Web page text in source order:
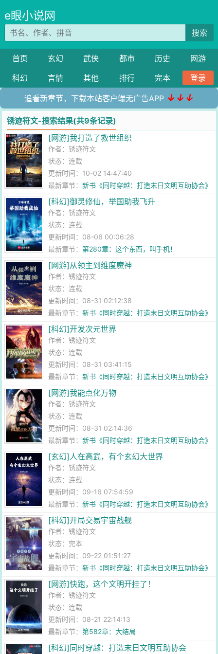
e眼小说网
搜索
首页 玄幻 武侠 都市 历史
网游
科幻
言情 其他 排行 完本 登录
追看新章节，下载本站客户端无广告APP ↓↓↓
锈迹符文-搜索结果(共9条记录)
[网游]我打造了救世组织
作者：锈迹符文
状态：连载
更新时间：10-02 14:47:40
最新章节：新书《同时穿越：打造末日文明互助协会》
[科幻]御灵修仙，举国助我飞升
作者：锈迹符文
状态：连载
更新时间：08-06 00:06:28
最新章节：第280章：这个东西，叫手机！
[网游]从领主到维度魔神
作者：锈迹符文
状态：连载
更新时间：08-31 02:12:38
最新章节：新书《同时穿越：打造末日文明互助协会》
[科幻]开发次元世界
作者：锈迹符文
状态：连载
更新时间：08-31 03:41:15
最新章节：新书《同时穿越：打造末日文明互助协会》
[网游]我能点化万物
作者：锈迹符文
状态：连载
更新时间：08-31 02:14:36
最新章节：新书《同时穿越：打造末日文明互助协会》
[玄幻]人在高武，有个玄幻大世界
作者：锈迹符文
状态：连载
更新时间：09-16 07:54:59
最新章节：新书《同时穿越：打造末日文明互助协会》
[科幻]开局交易宇宙战舰
作者：锈迹符文
状态：完本
更新时间：09-22 01:51:27
最新章节：新书《同时穿越：打造末日文明互助协会》
[网游]快跑，这个文明开挂了！
作者：锈迹符文
状态：连载
更新时间：08-21 22:14:13
最新章节：第582章：大结局
[科幻]同时穿越：打造末日文明互助协会